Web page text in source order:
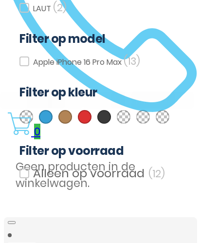
0
Geen producten in de
winkelwagen.
LAUT (2)
Filter op model
Filter op model
Apple iPhone 16 Pro Max(13)
Filter op kleur
Filter op kleur
(1) (1)Bruin (1) (1) (4)
Cognac (1)
luipaard print(1)
Transparent(2)
Filter op voorraad
Filter op voorraad (12)